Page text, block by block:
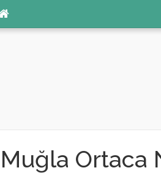
Muğla Ortaca